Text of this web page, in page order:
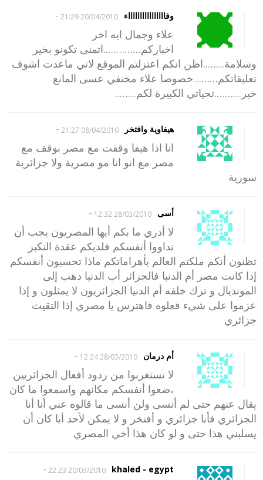
وفااااااااااااااااء 20/04/2010 21:29
-
علاء وجمال ايه اخر
اخباركم…………..اتمنى تكونو بخير
وسلامة……..اظن انكم اعتزلتم الموقع لاني ماعدت اشوف
تعليقاتكم………خصوصا علاء مختفي عسى المانع
خير……….تحياتي الكبيرة لكم……..
هيفاوية وافتخر 08/04/2010 21:27
-
انا اذا هيفا وقفت مع مصر بوقف مع
مصر مع انو انا مو مصرية ولا جزائرية
سورية
أسى 28/03/2010 12:32
-
لا أدري ما بكم أيها المصريون يجب أن
تداووا أنفسكم فلديكم عقدة التكبر
تظنون أنكم ملكتم العالم بأهراماتكم ماذا تحسبون أنفسكم
إذا كانت مصر أم الدنيا فالجزائر أب الدنيا ذهب إلى
المونديال و ترك خلفه أم الدنيا الجزائريون لا يمثلون و إذا
عزموا على شيء فعلوه فاهترس يا مصري إذا التقيت
جزائري
أم درمان 28/03/2010 12:24
-
لا تستغربوا من ردود أفعال الجزائريين
،ضعوا أنفسكم مكانهم واسمعوا ما كان
يقال عنهم حتى لم أنسى ولن أنسى ما قالوه عني أنا أنا
الجزائري فأنا جزائري و أفتخر و لا يمكن لأحد أيا كان أن
يسلبني هذا حتى و لو كان هذا أخي المصري
khaled - egypt
20/03/2010 22:23
-